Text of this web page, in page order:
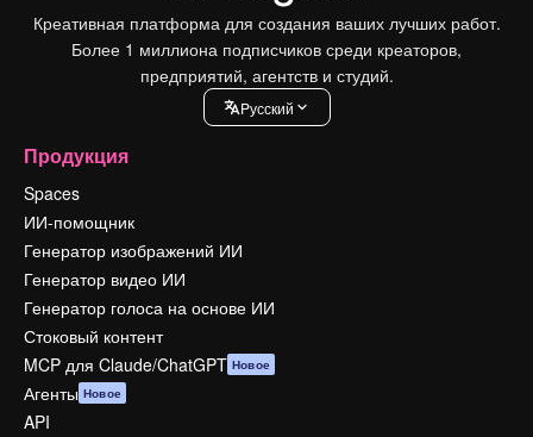
Креативная платформа для создания ваших лучших работ.
Более 1 миллиона подписчиков среди креаторов,
предприятий, агентств и студий.
Pусский
Продукция
Spaces
ИИ-помощник
Генератор изображений ИИ
Генератор видео ИИ
Генератор голоса на основе ИИ
Стоковый контент
MCP для Claude/ChatGPT Новое
Агенты Новое
API